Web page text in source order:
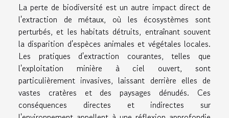
La perte de biodiversité est un autre impact direct de
l'extraction de métaux, où les écosystèmes sont
perturbés, et les habitats détruits, entraînant souvent
la disparition d'espèces animales et végétales locales.
Les pratiques d'extraction courantes, telles que
l'exploitation minière à ciel ouvert, sont
particulièrement invasives, laissant derrière elles de
vastes cratères et des paysages dénudés. Ces
conséquences directes et indirectes sur